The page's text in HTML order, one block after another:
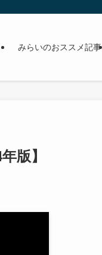
みらいのおススメ記事
版】